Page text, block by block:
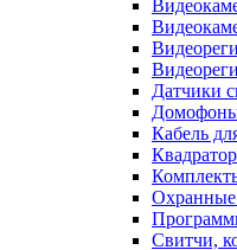
Датчики
Домофоны
Кабель
Свитчи,